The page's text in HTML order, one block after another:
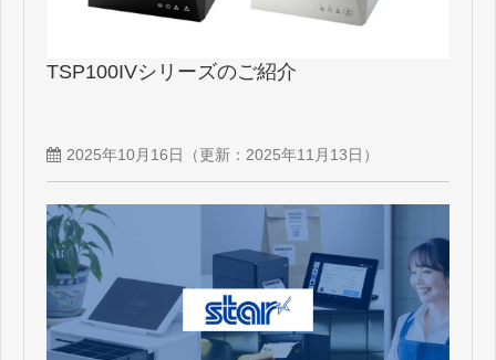
TSP100IVシリーズのご紹介
2025年10月16日 （更新： 2025年11月13日 ）